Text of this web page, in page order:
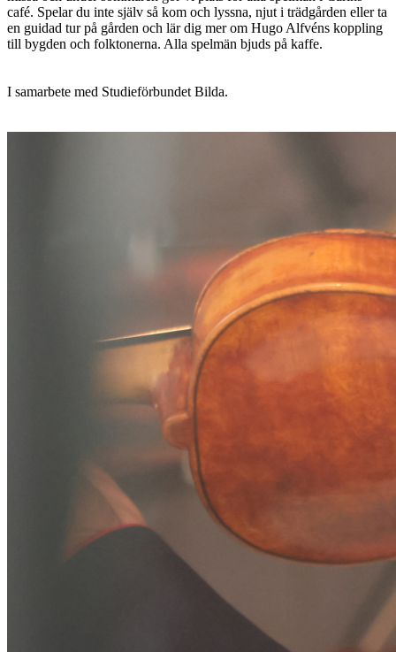
café. Spelar du inte själv så kom och lyssna, njut i trädgården eller ta
en guidad tur på gården och lär dig mer om Hugo Alfvéns koppling
till bygden och folktonerna. Alla spelmän bjuds på kaffe.
I samarbete med Studieförbundet Bilda.